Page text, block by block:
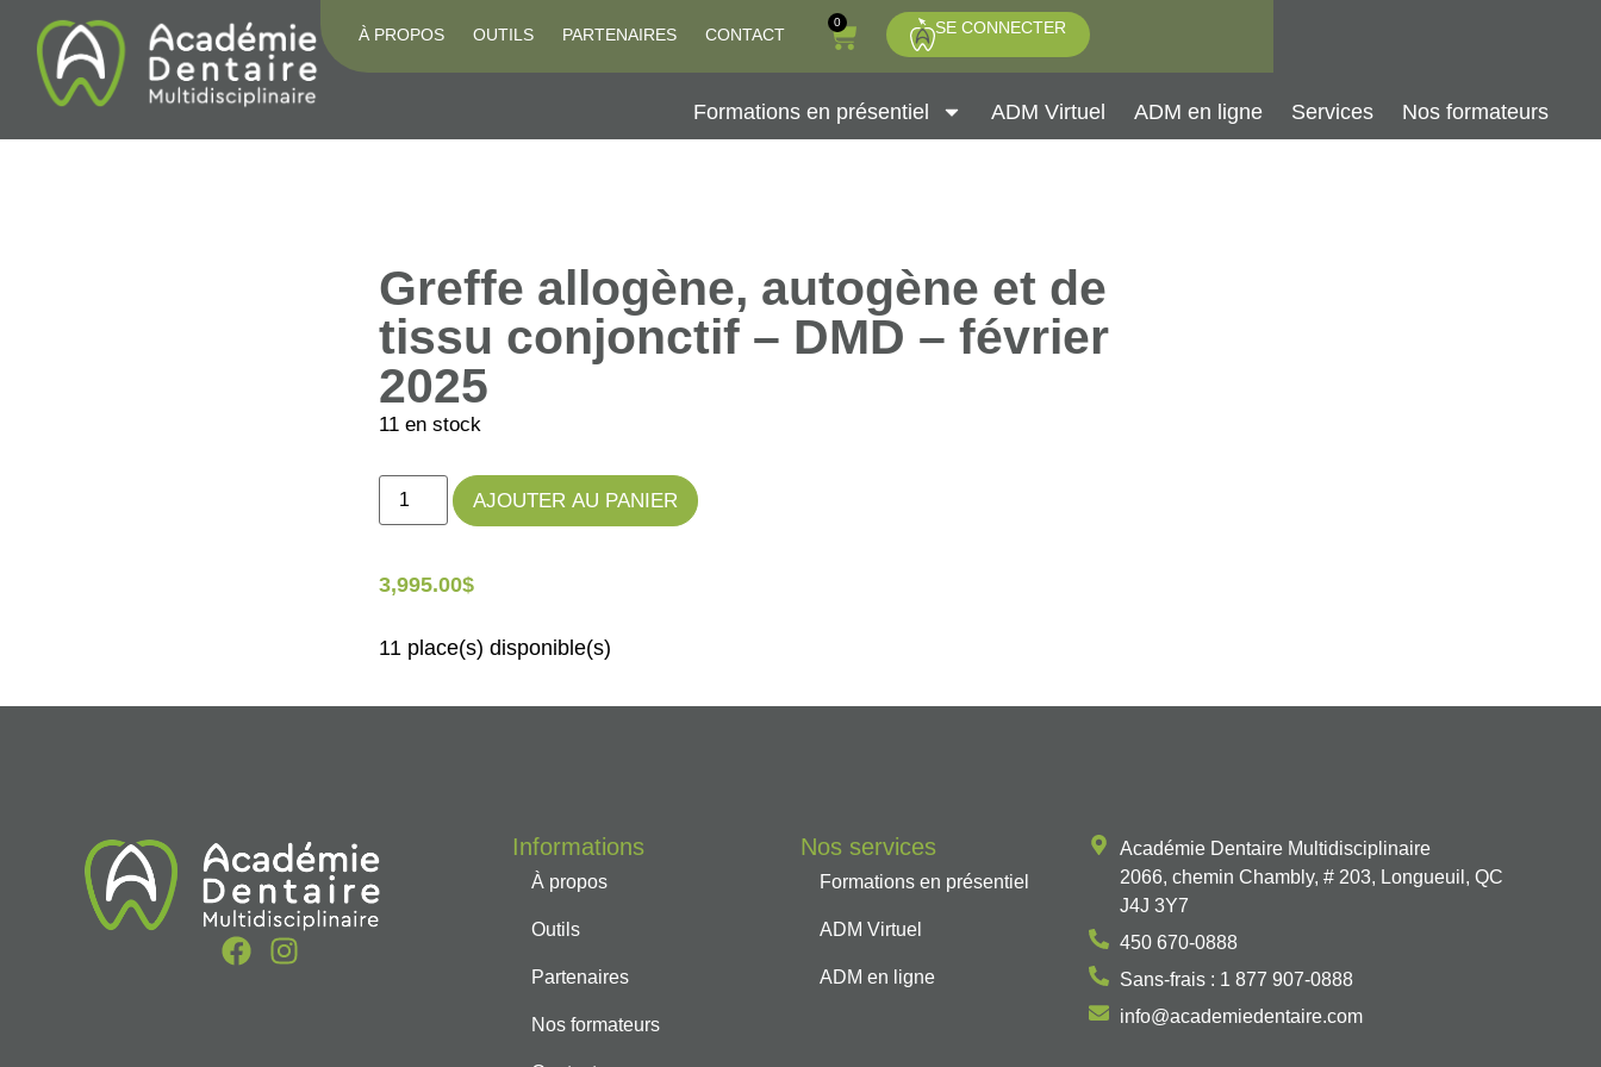
À PROPOS OUTILS PARTENAIRES CONTACT
0 SE CONNECTER
Formations en présentiel ADM Virtuel ADM en ligne Services Nos formateurs
Greffe allogène, autogène et de
tissu conjonctif – DMD – février
2025
11 en stock
AJOUTER AU PANIER
3,995.00$
11 place(s) disponible(s)
Informations
À propos
Outils
Partenaires
Nos formateurs
Nos services
Formations en présentiel
ADM Virtuel
ADM en ligne
Académie Dentaire Multidisciplinaire
2066, chemin Chambly, # 203, Longueuil, QC
J4J 3Y7
450 670-0888
Sans-frais : 1 877 907-0888
info@academiedentaire.com